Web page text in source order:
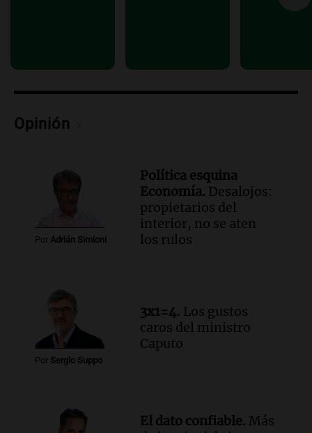
Audio.Femicidio por fuego en el auto:
Radioinforme 3
Opinión
Por Adrián Simioni
Política esquina
Economía. Desalojos:
propietarios del
interior, no se aten
los rulos
Por Sergio Suppo
3x1=4. Los gustos
caros del ministro
Caputo
El dato confiable. Más